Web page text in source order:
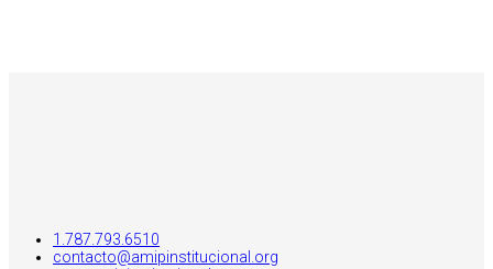
1.787.793.6510
contacto@amipinstitucional.org